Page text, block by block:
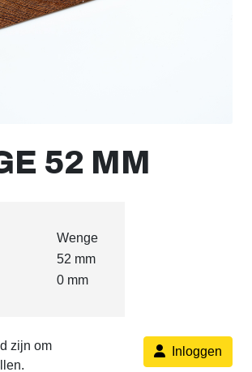
52 MM
Wenge
52 mm
0 mm
zijn om
Inloggen